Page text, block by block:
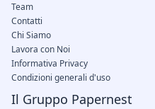
Team
Contatti
Chi Siamo
Lavora con Noi
Informativa Privacy
Condizioni generali d'uso
Il Gruppo Papernest